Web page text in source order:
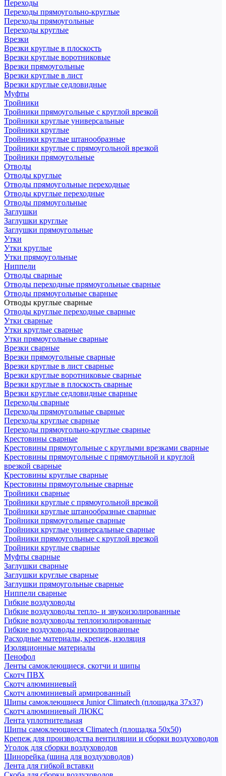
Переходы
Переходы прямоугольно-круглые
Переходы прямоугольные
Переходы круглые
Врезки
Врезки круглые в плоскость
Врезки круглые воротниковые
Врезки прямоугольные
Врезки круглые в лист
Врезки круглые седловидные
Муфты
Тройники
Тройники прямоугольные с круглой врезкой
Тройники круглые универсальные
Тройники круглые
Тройники круглые штанообразные
Тройники круглые с прямоугольной врезкой
Тройники прямоугольные
Отводы
Отводы круглые
Отводы прямоугольные переходные
Отводы круглые переходные
Отводы прямоугольные
Заглушки
Заглушки круглые
Заглушки прямоугольные
Утки
Утки круглые
Утки прямоугольные
Ниппели
Отводы сварные
Отводы переходные прямоугольные сварные
Отводы прямоугольные сварные
Отводы круглые сварные
Отводы круглые переходные сварные
Утки сварные
Утки круглые сварные
Утки прямоугольные сварные
Врезки сварные
Врезки прямоугольные сварные
Врезки круглые в лист сварные
Врезки круглые воротниковые сварные
Врезки круглые в плоскость сварные
Врезки круглые седловидные сварные
Переходы сварные
Переходы прямоугольные сварные
Переходы круглые сварные
Переходы прямоугольно-круглые сварные
Крестовины сварные
Крестовины прямоугольные с круглыми врезками сварные
Крестовины прямоугольные с прямоугльной и круглой
врезкой сварные
Крестовины круглые сварные
Крестовины прямоугольные сварные
Тройники сварные
Тройники круглые с прямоугольной врезкой
Тройники круглые штанообразные сварные
Тройники прямоугольные сварные
Тройники круглые универсальные сварные
Тройники прямоугольные с круглой врезкой
Тройники круглые сварные
Муфты сварные
Заглушки сварные
Заглушки круглые сварные
Заглушки прямоугольные сварные
Ниппели сварные
Гибкие воздуховоды
Гибкие воздуховоды тепло- и звукоизолированные
Гибкие воздуховоды теплоизолированные
Гибкие воздуховоды неизолированные
Расходные материалы, крепеж, изоляция
Изоляционные материалы
Пенофол
Ленты самоклеющиеся, скотчи и шипы
Скотч ПВХ
Скотч алюминиевый
Скотч алюминиевый армированный
Шипы самоклеющиеся Junior Climatech (площадка 37х37)
Скотч алюминиевый ЛЮКС
Лента уплотнительная
Шипы самоклеющиеся Climatech (площадка 50х50)
Крепеж для производства вентиляции и сборки воздуховодов
Уголок для сборки воздуховодов
Шинорейка (шина для воздуховодов)
Лента для гибкой вставки